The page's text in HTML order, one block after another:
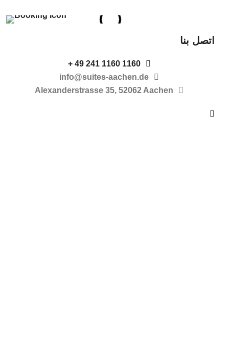
اتصل بنا
1160 1160 241 49 +
info@suites-aachen.de
Alexanderstrasse 35, 52062 Aachen